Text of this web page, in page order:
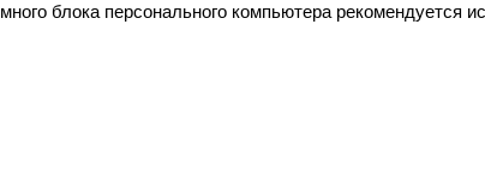
блока персонального компьютера рекомендуется